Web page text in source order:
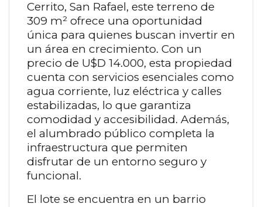
Cerrito, San Rafael, este terreno de
309 m² ofrece una oportunidad
única para quienes buscan invertir en
un área en crecimiento. Con un
precio de U$D 14.000, esta propiedad
cuenta con servicios esenciales como
agua corriente, luz eléctrica y calles
estabilizadas, lo que garantiza
comodidad y accesibilidad. Además,
el alumbrado público completa la
infraestructura que permiten
disfrutar de un entorno seguro y
funcional.
El lote se encuentra en un barrio